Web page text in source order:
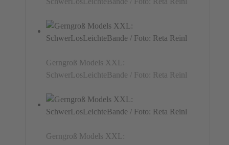
Gerngroß Models XXL:
SchwerLosLeichteBande / Foto: Reta Reinl
Gerngroß Models XXL: